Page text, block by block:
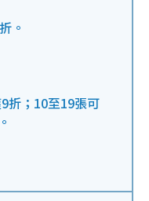
。
折；10至19張可